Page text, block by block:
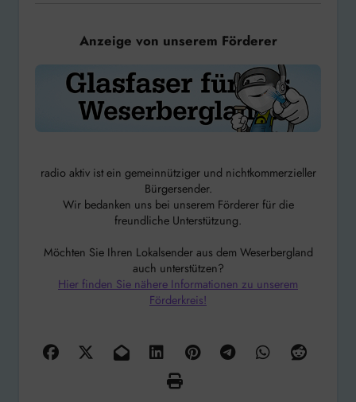
Anzeige von unserem Förderer
radio aktiv ist ein gemeinnütziger und nichtkommerzieller
Bürgersender.
Wir bedanken uns bei unserem Förderer für die
freundliche Unterstützung.
Möchten Sie Ihren Lokalsender aus dem Weserbergland
auch unterstützen?
Hier finden Sie nähere Informationen zu unserem
Förderkreis!